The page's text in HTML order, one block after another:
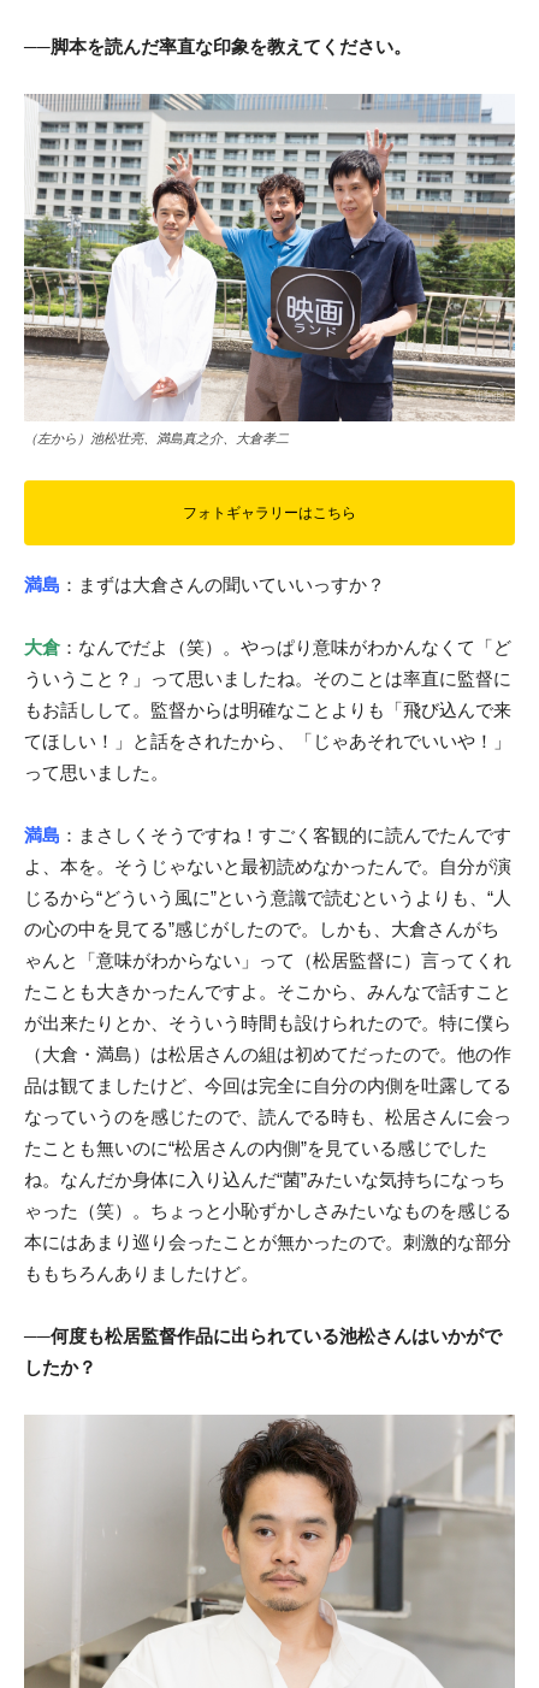
──脚本を読んだ率直な印象を教えてください。
（左から）池松壮亮、満島真之介、大倉孝二
フォトギャラリーはこちら
満島 ：まずは大倉さんの聞いていいっすか？
大倉：なんでだよ（笑）。やっぱり意味がわかんなくて「ど
ういうこと？」って思いましたね。そのことは率直に監督に
もお話しして。監督からは明確なことよりも「飛び込んで来
てほしい！」と話をされたから、「じゃあそれでいいや！」
って思いました。
満島 ：まさしくそうですね！すごく客観的に読んでたんです
よ、本を。そうじゃないと最初読めなかったんで。自分が演
じるから“どういう風に”という意識で読むというよりも、“人
の心の中を見てる”感じがしたので。しかも、大倉さんがち
ゃんと「意味がわからない」って（松居監督に）言ってくれ
たことも大きかったんですよ。そこから、みんなで話すこと
が出来たりとか、そういう時間も設けられたので。特に僕ら
（大倉・満島）は松居さんの組は初めてだったので。他の作
品は観てましたけど、今回は完全に自分の内側を吐露してる
なっていうのを感じたので、読んでる時も、松居さんに会っ
たことも無いのに“松居さんの内側”を見ている感じでした
ね。なんだか身体に入り込んだ“菌”みたいな気持ちになっち
ゃった（笑）。ちょっと小恥ずかしさみたいなものを感じる
本にはあまり巡り会ったことが無かったので。刺激的な部分
ももちろんありましたけど。
──何度も松居監督作品に出られている池松さんはいかがで
したか？